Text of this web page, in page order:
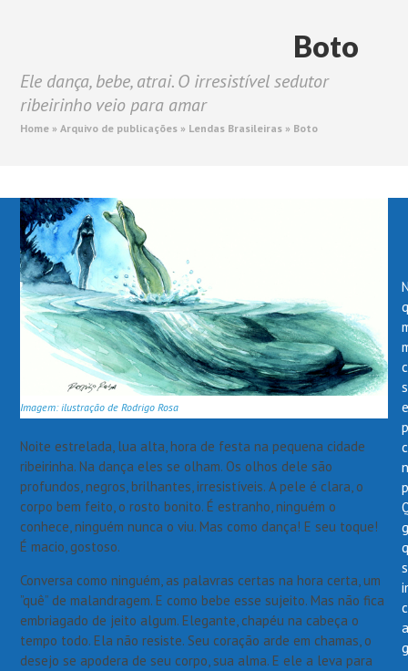
Boto
Ele dança, bebe, atrai. O irresistível sedutor
ribeirinho veio para amar
Home »Arquivo de publicações » Lendas Brasileiras » Boto
Imagem: ilustração de Rodrigo Rosa
Noite estrelada, lua alta, hora de festa na pequena cidade
ribeirinha. Na dança eles se olham. Os olhos dele são
profundos, negros, brilhantes, irresistíveis. A pele é clara, o
corpo bem feito, o rosto bonito. É estranho, ninguém o
conhece, ninguém nunca o viu. Mas como dança! E seu toque!
É macio, gostoso.
Conversa como ninguém, as palavras certas na hora certa, um
”quê” de malandragem. E como bebe esse sujeito. Mas não fica
embriagado de jeito algum. Elegante, chapéu na cabeça o
tempo todo. Ela não resiste. Seu coração arde em chamas, o
desejo se apodera de seu corpo, sua alma. E ele a leva para
e
a